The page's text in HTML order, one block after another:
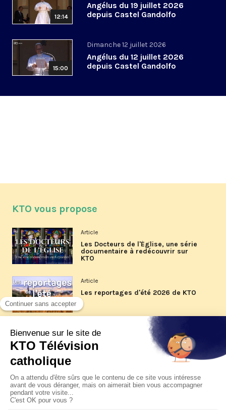
12:14
Angélus du 19 juillet 2026
depuis Castel Gandolfo
15:00
Dimanche 12 juillet 2026
Angélus du 12 juillet 2026
depuis Castel Gandolfo
KTO vous propose
Article
Les Docteurs de l'Église, une série
documentaire à redécouvrir sur
KTO
Article
Les reportages d'été 2026 de KTO
La visite pastorale du pape Léon
XIV à Assise à suivre sur KTO le
Article
Le pape en Uruguay, Argentine et